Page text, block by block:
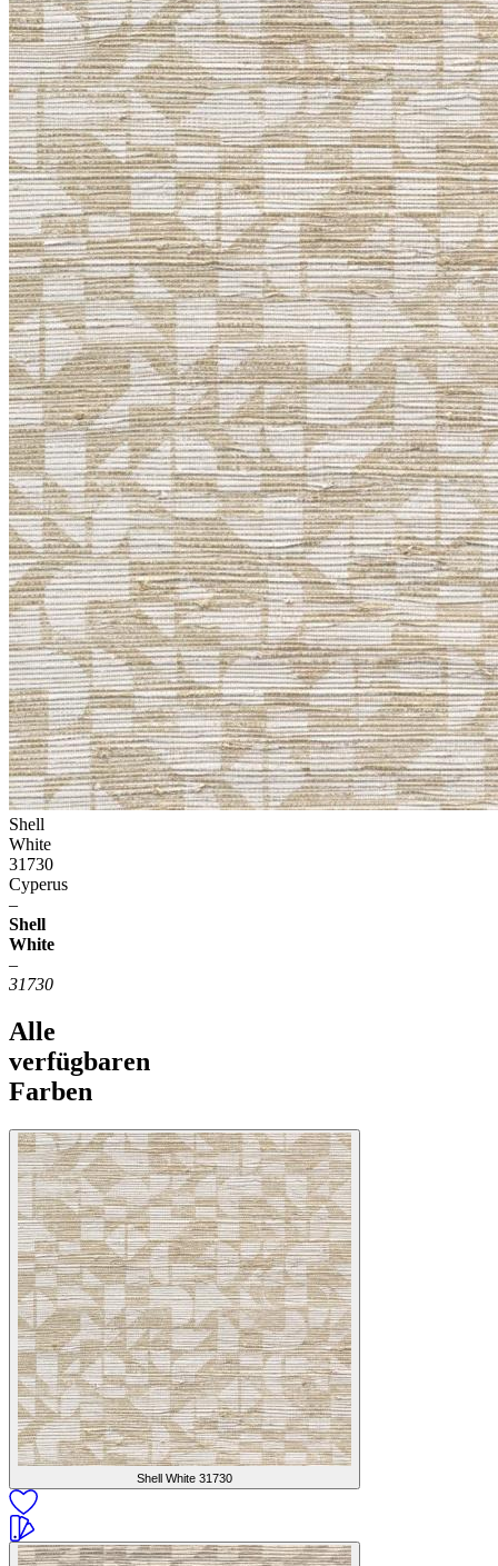
Shell
White
31730
Cyperus
–
Shell
White
–
31730
Alle
verfügbaren
Farben
Shell White 31730